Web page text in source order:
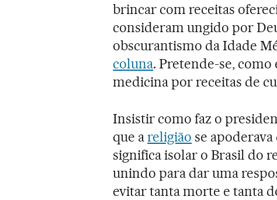
brincar com receitas
consideram ungido por
obscurantismo da Idade
coluna. Pretende-se, como
medicina por receitas de
Insistir como faz o
que areligião se
significa isolar o Brasil do
unindo para dar uma
evitar tanta morte e tanta